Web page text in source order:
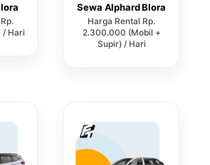
/ Hari
Sewa Alphard Blora
Harga Rental Rp.
2.300.000 (Mobil +
Supir) / Hari